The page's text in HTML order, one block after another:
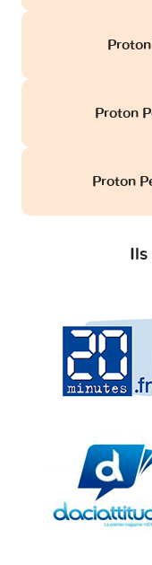
Proton
Proton
Ils